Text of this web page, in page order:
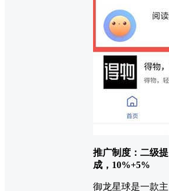
推广制度：二级提
成，10%+5%
御龙星球是一款主